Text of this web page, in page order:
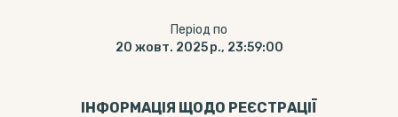
Період по
20 жовт. 2025 р., 23:59:00
ІНФОРМАЦІЯ ЩОДО РЕЄСТРАЦІЇ